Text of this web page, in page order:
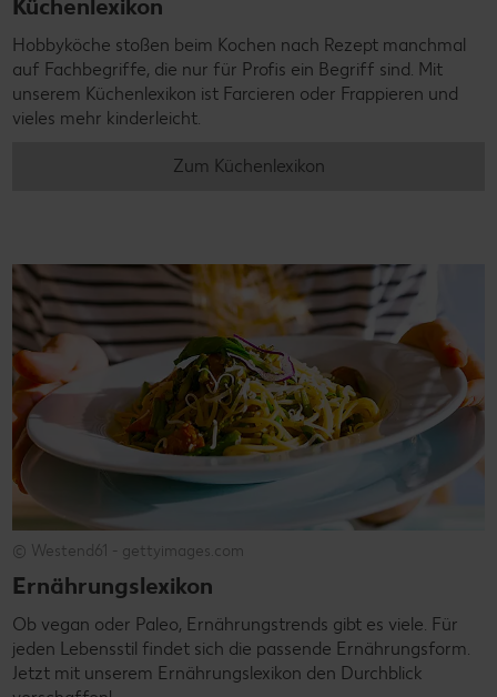
Küchenlexikon
Hobbyköche stoßen beim Kochen nach Rezept manchmal
auf Fachbegriffe, die nur für Profis ein Begriff sind. Mit
unserem Küchenlexikon ist Farcieren oder Frappieren und
vieles mehr kinderleicht.
Zum Küchenlexikon
© Westend61 - gettyimages.com
Ernährungslexikon
Ob vegan oder Paleo, Ernährungstrends gibt es viele. Für
jeden Lebensstil findet sich die passende Ernährungsform.
Jetzt mit unserem Ernährungslexikon den Durchblick